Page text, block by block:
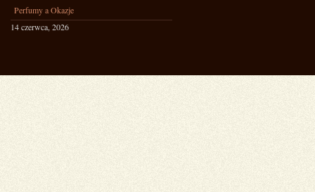
Perfumy a Okazje
14 czerwca, 2026